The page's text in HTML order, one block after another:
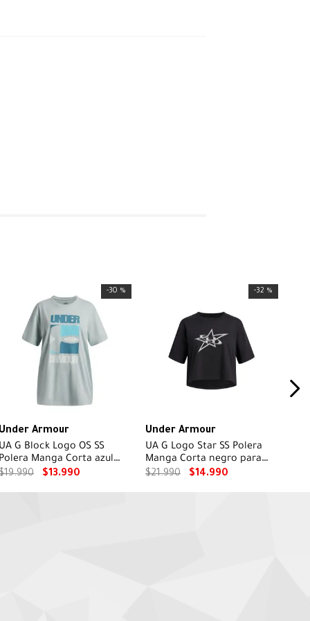
-30 %
Armour
G Block Logo OS SS
Manga Corta azul
niña
19.990 $13.990
-32 %
Under Armour
UA G Logo Star SS Polera
Manga Corta negro para
niña
$21.990 $14.990